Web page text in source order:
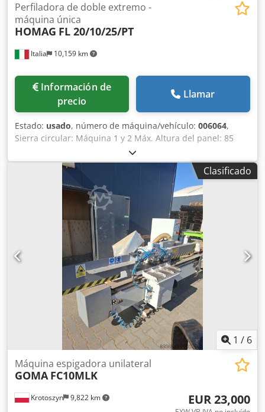
Italia 10,159 km
Perfiladora de doble extremo -
máquina única
HOMAG FL 20/10/25/PT
Información de
precio
Llamar
Estado: usado, número de máquina/vehículo: 006064,
Sierra circular: Máquina 1 y 2 Máx. Altura del panel: 85
mm Crjdpfx Aslw A D Tjm Ejf Velocidad máx. Velocidad de
desplazamiento: 26 m/min Distancia entre los trinquetes:
Clasificado
1 / 6
Krotoszyn 9,822 km
Máquina espigadora unilateral
GOMA FC10MLK
EUR 23,000